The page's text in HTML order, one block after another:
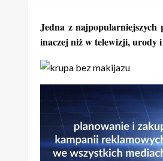
Jedna z najpopularniejszych
inaczej niż w telewizji, urody